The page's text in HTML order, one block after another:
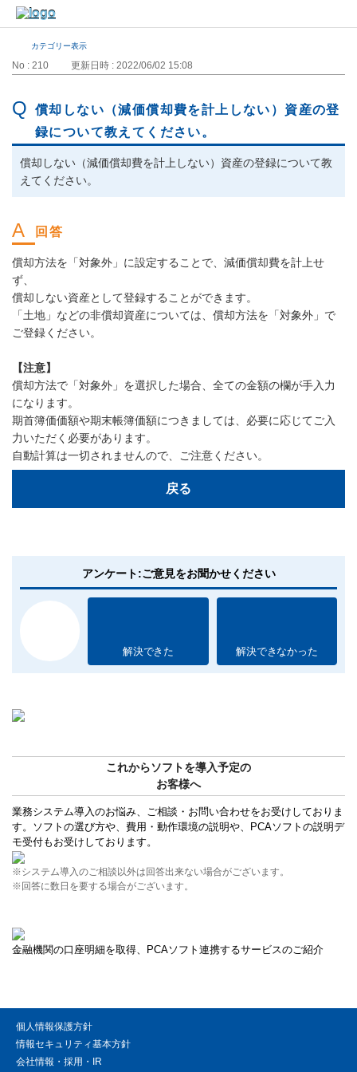
カテゴリー表示
No : 210 更新日時 : 2022/06/02 15:08
償却しない（減価償却費を計上しない）資産の登
録について教えてください。
償却しない（減価償却費を計上しない）資産の登録について教
えてください。
償却方法を「対象外」に設定することで、減価償却費を計上せ
ず、
償却しない資産として登録することができます。
「土地」などの非償却資産については、償却方法を「対象外」で
ご登録ください。
【注意】
償却方法で「対象外」を選択した場合、全ての金額の欄が手入力
になります。
期首簿価価額や期末帳簿価額につきましては、必要に応じてご入
力いただく必要があります。
自動計算は一切されませんので、ご注意ください。
戻る
アンケート:ご意見をお聞かせください
解決できた 解決できなかった
これからソフトを導入予定の
お客様へ
業務システム導入のお悩み、ご相談・お問い合わせをお受けしておりま
す。ソフトの選び方や、費用・動作環境の説明や、PCAソフトの説明デ
モ受付もお受けしております。
※システム導入のご相談以外は回答出来ない場合がございます。
※回答に数日を要する場合がございます。
金融機関の口座明細を取得、PCAソフト連携するサービスのご紹介
個人情報保護方針
情報セキュリティ基本方針
会社情報・採用・IR